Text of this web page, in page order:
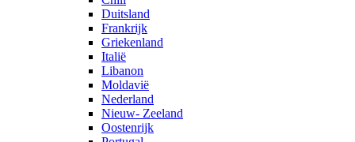
Duitsland
Frankrijk
Griekenland
Italië
Libanon
Moldavië
Nederland
Nieuw- Zeeland
Oostenrijk